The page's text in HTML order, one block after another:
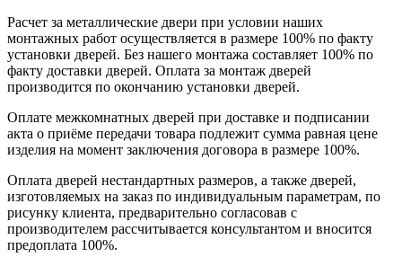
Расчет за металлические двери при условии наших
монтажных работ осуществляется в размере 100% по факту
установки дверей. Без нашего монтажа составляет 100% по
факту доставки дверей. Оплата за монтаж дверей
производится по окончанию установки дверей.
Оплате межкомнатных дверей при доставке и подписании
акта о приёме передачи товара подлежит сумма равная цене
изделия на момент заключения договора в размере 100%.
Оплата дверей нестандартных размеров, а также дверей,
изготовляемых на заказ по индивидуальным параметрам, по
рисунку клиента, предварительно согласовав с
производителем рассчитывается консультантом и вносится
предоплата 100%.